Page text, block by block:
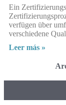
Ein
verfügen über
verschiedene
Leer más »